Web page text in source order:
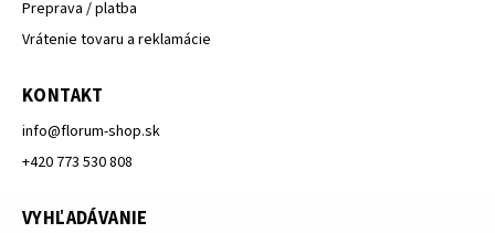
Preprava / platba
Vrátenie tovaru a reklamácie
KONTAKT
info@florum-shop.sk
+420 773 530 808
VYHĽADÁVANIE